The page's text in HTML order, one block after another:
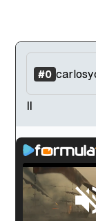
#0
ll
Loaded :
33.30%